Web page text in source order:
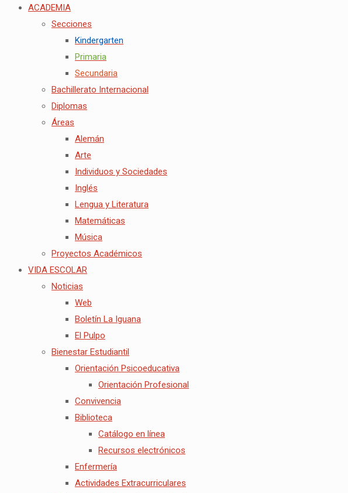
ACADEMIA
Secciones
Kindergarten
Primaria
Secundaria
Bachillerato Internacional
Diplomas
Áreas
Alemán
Arte
Individuos y Sociedades
Inglés
Lengua y Literatura
Matemáticas
Música
Proyectos Académicos
VIDA ESCOLAR
Noticias
Web
Boletín La Iguana
El Pulpo
Bienestar Estudiantil
Orientación Psicoeducativa
Orientación Profesional
Convivencia
Biblioteca
Catálogo en línea
Recursos electrónicos
Enfermería
Actividades Extracurriculares